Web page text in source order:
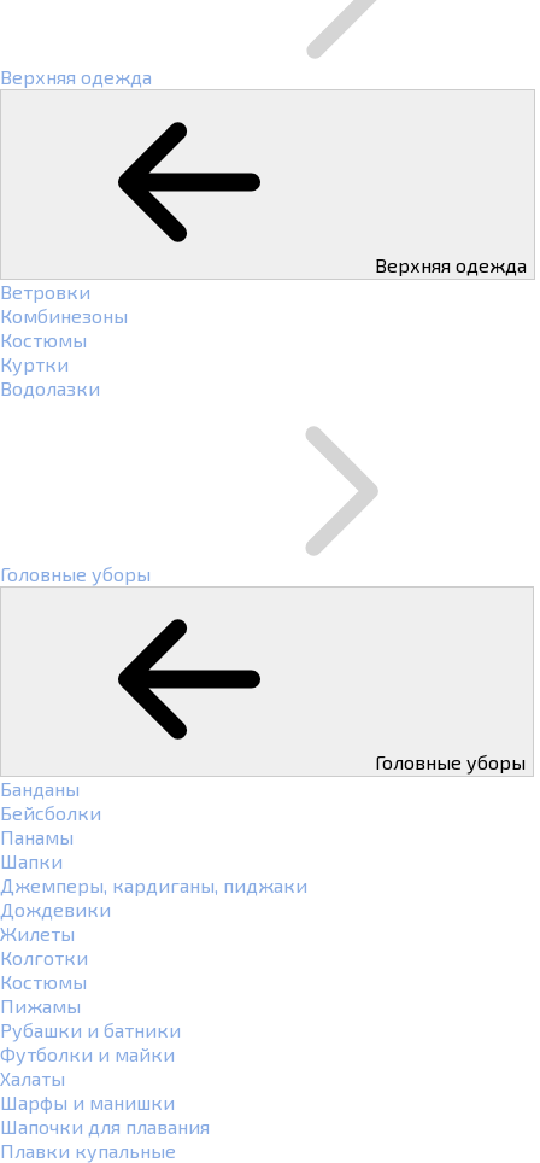
Верхняя одежда
Верхняя одежда
Ветровки
Комбинезоны
Костюмы
Куртки
Водолазки
Головные уборы
Головные уборы
Банданы
Бейсболки
Панамы
Шапки
Джемперы, кардиганы, пиджаки
Дождевики
Жилеты
Колготки
Костюмы
Пижамы
Рубашки и батники
Футболки и майки
Халаты
Шарфы и манишки
Шапочки для плавания
Плавки купальные